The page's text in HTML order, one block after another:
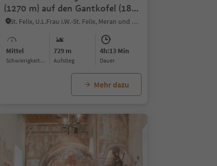
(1270 m) auf den Gantkofel (1865
m)
St. Felix, U.L.Frau i.W.-St. Felix, Meran und Umgebung
Mittel
Schwierigkeitsgrad
729 m
Aufstieg
4h:13 Min
Dauer
Mehr dazu